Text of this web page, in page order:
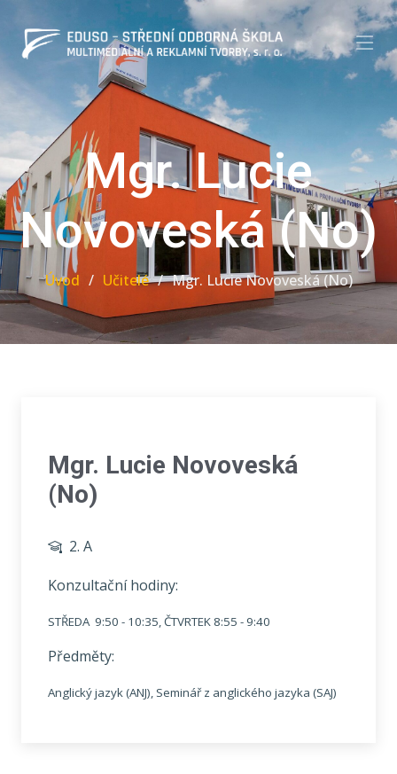
Mgr. Lucie
Novoveská (No)
Úvod Učitelé Mgr. Lucie Novoveská (No)
Mgr. Lucie Novoveská
(No)
2. A
Konzultační hodiny:
STŘEDA 9:50 - 10:35, ČTVRTEK 8:55 - 9:40
Předměty:
Anglický jazyk (ANJ), Seminář z anglického jazyka (SAJ)